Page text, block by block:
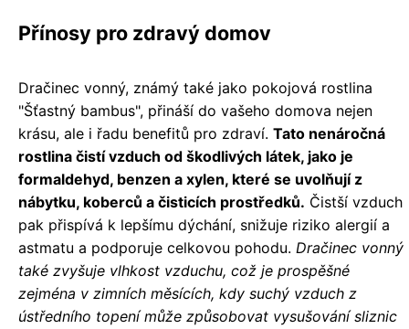
Přínosy pro zdravý domov
Dračinec vonný, známý také jako pokojová rostlina
"Šťastný bambus", přináší do vašeho domova nejen
krásu, ale i řadu benefitů pro zdraví. Tato nenáročná
rostlina čistí vzduch od škodlivých látek, jako je
formaldehyd, benzen a xylen, které se uvolňují z
nábytku, koberců a čisticích prostředků. Čistší vzduch
pak přispívá k lepšímu dýchání, snižuje riziko alergií a
astmatu a podporuje celkovou pohodu. Dračinec vonný
také zvyšuje vlhkost vzduchu, což je prospěšné
zejména v zimních měsících, kdy suchý vzduch z
ústředního topení může způsobovat vysušování sliznic